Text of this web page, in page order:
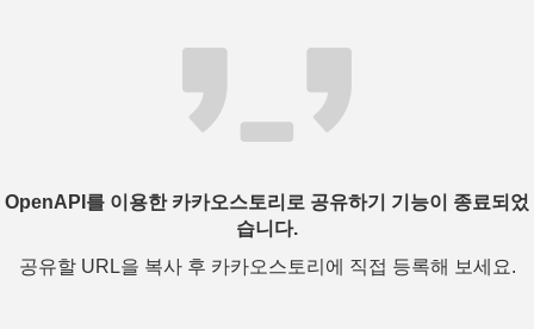
OpenAPI를 이용한 카카오스토리로 공유하기 기능이 종료되었
습니다.
공유할 URL을 복사 후 카카오스토리에 직접 등록해 보세요.